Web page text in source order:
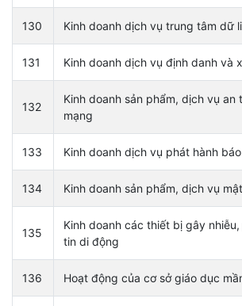
130 Kinh doanh dịch vụ trung tâm dữ
131 Kinh doanh dịch vụ định danh và
132
Kinh doanh sản phẩm, dịch vụ an
mạng
133 Kinh doanh dịch vụ phát hành
134 Kinh doanh sản phẩm, dịch vụ
135
Kinh doanh các thiết bị gây
tin di động
136 Hoạt động của cơ sở giáo dục